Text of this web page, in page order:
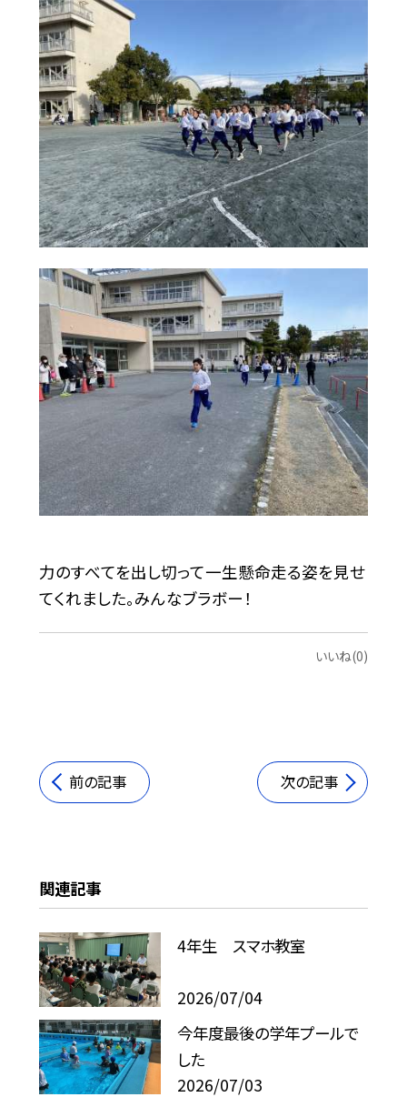
力のすべてを出し切って一生懸命走る姿を見せ
てくれました。みんなブラボー！
いいね(0)
前の記事 次の記事
関連記事
4年生 スマホ教室
2026/07/04
今年度最後の学年プールで
した
2026/07/03